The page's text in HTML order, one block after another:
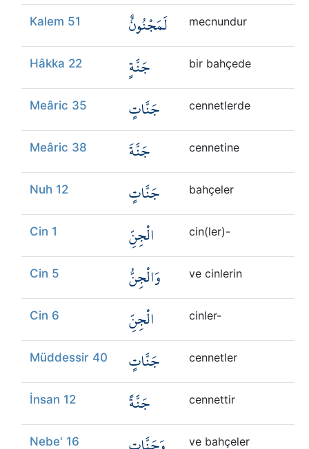
Kalem 51 لَمَجْنُونٌ mecnundur
Hâkka 22 جَنَّةٍ bir bahçede
Meâric 35 جَنَّاتٍ cennetlerde
Meâric 38 جَنَّةَ cennetine
Nuh 12 جَنَّاتٍ bahçeler
Cin 1 الْجِنِّ cin(ler)-
Cin 5 وَالْجِنُّ ve cinlerin
Cin 6 الْجِنِّ cinler-
Müddessir 40 جَنَّاتٍ cennetler
İnsan 12 جَنَّةً cennettir
Nebe' 16 ve bahçeler